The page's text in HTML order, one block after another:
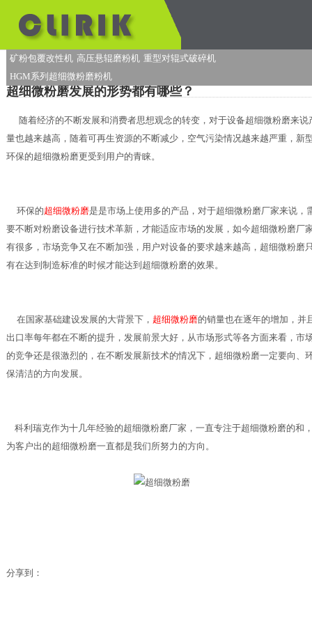
矿粉包覆改性机 高压悬辊磨粉机 重型对辊式破碎机
HGM系列超细微粉磨粉机
超细微粉磨发展的形势都有哪些？
随着经济的不断发展和消费者思想观念的转变，对于设备超细微粉磨来说
量也越来越高，随着可再生资源的不断减少，空气污染情况越来越严重，新
环保的超细微粉磨更受到用户的青睐。
环保的超细微粉磨是是市场上使用多的产品，对于超细微粉磨厂家来说，
要不断对粉磨设备进行技术革新，才能适应市场的发展，如今超细微粉磨厂
有很多，市场竞争又在不断加强，用户对设备的要求越来越高，超细微粉磨
有在达到制造标准的时候才能达到超细微粉磨的效果。
在国家基础建设发展的大背景下， 超细微粉磨的销量也在逐年的增加，并
出口率每年都在不断的提升，发展前景大好，从市场形式等各方面来看，市
的竞争还是很激烈的，在不断发展新技术的情况下，超细微粉磨一定要向、
保清洁的方向发展。
科利瑞克作为十几年经验的超细微粉磨厂家，一直专注于超细微粉磨的和
为客户出的超细微粉磨一直都是我们所努力的方向。
分享到：